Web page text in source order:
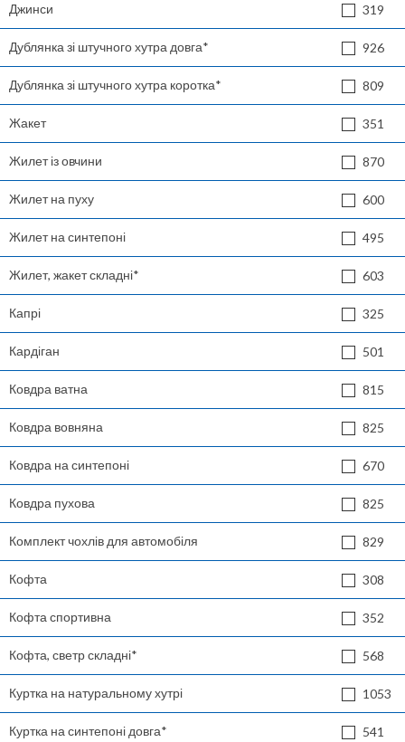
Джинси 319
Дублянка зі штучного хутра довга* 926
Дублянка зі штучного хутра коротка* 809
Жакет 351
Жилет із овчини 870
Жилет на пуху 600
Жилет на синтепоні 495
Жилет, жакет складні* 603
Капрі 325
Кардіган 501
Ковдра ватна 815
Ковдра вовняна 825
Ковдра на синтепоні 670
Ковдра пухова 825
Комплект чохлів для автомобіля 829
Кофта 308
Кофта спортивна 352
Кофта, светр складні* 568
Куртка на натуральному хутрі 1053
Куртка на синтепоні довга* 541